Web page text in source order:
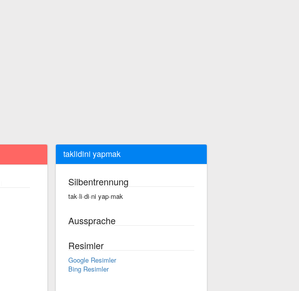
taklidini yapmak
Silbentrennung
tak·li·di·ni yap·mak
Aussprache
Resimler
Google Resimler
Bing Resimler